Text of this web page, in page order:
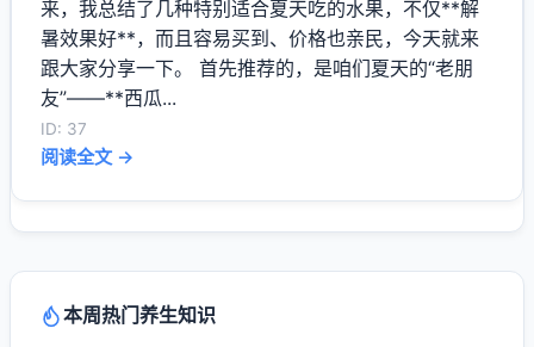
来，我总结了几种特别适合夏天吃的水果，不仅**解
暑效果好**，而且容易买到、价格也亲民，今天就来
跟大家分享一下。 首先推荐的，是咱们夏天的“老朋
友”——**西瓜...
ID: 37
阅读全文 →
本周热门养生知识